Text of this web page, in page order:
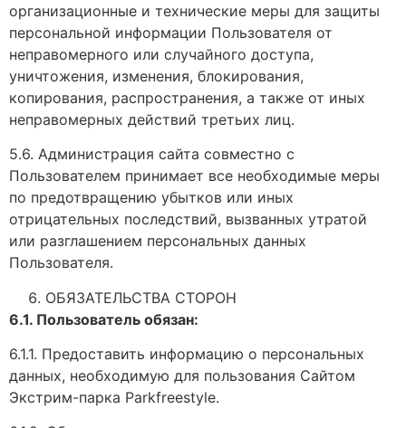
организационные и технические меры для защиты
персональной информации Пользователя от
неправомерного или случайного доступа,
уничтожения, изменения, блокирования,
копирования, распространения, а также от иных
неправомерных действий третьих лиц.
5.6. Администрация сайта совместно с
Пользователем принимает все необходимые меры
по предотвращению убытков или иных
отрицательных последствий, вызванных утратой
или разглашением персональных данных
Пользователя.
ОБЯЗАТЕЛЬСТВА СТОРОН
6.1. Пользователь обязан:
6.1.1. Предоставить информацию о персональных
данных, необходимую для пользования Сайтом
Экстрим-парка Parkfreestyle.